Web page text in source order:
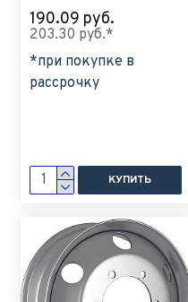
190.09 руб.
203.30 руб.*
*при покупке в
рассрочку
КУПИТЬ